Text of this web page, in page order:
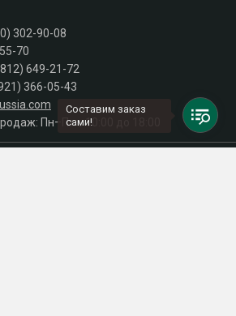
302-90-08
70
649-21-72
366-05-43
Пн–Пт с 10:00 до 18:00
Составим заказ
сами!